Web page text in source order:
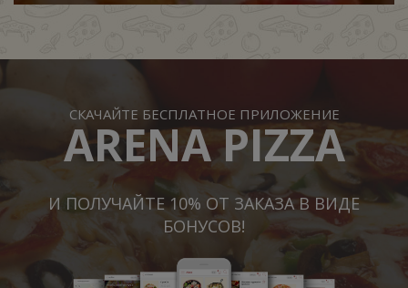
СКАЧАЙТЕ БЕСПЛАТНОЕ ПРИЛОЖЕНИЕ
ARENA PIZZA
И ПОЛУЧАЙТЕ 10% ОТ ЗАКАЗА В ВИДЕ
БОНУСОВ!